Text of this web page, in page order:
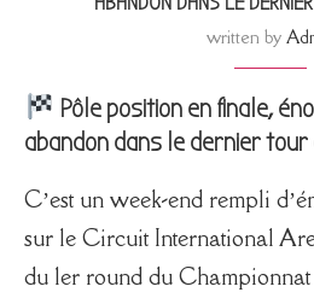
written by
Pôle position en finale,
abandon dans le dernier tour
C’est un week-end rempli
sur le Circuit International
du 1er round du